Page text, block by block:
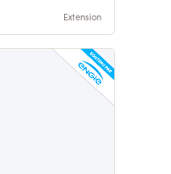
Extension